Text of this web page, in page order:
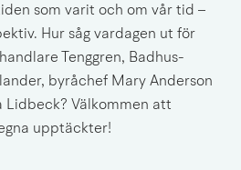
som varit och om vår tid –
Hur såg vardagen ut för
Tenggren, Badhus-
byråchef Mary Anderson
Lidbeck? Välkommen att
upptäckter!